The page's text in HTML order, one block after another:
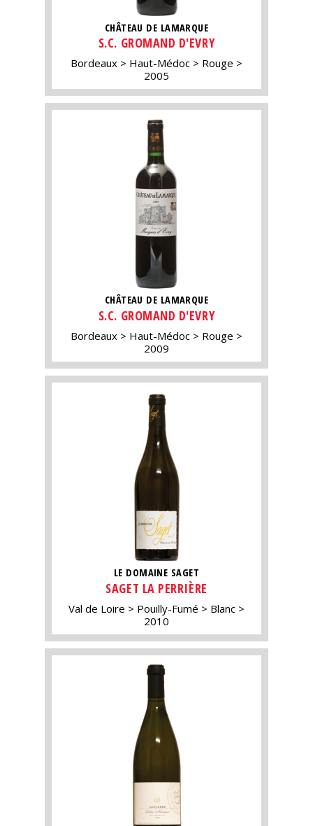
CHÂTEAU DE LAMARQUE
S.C. GROMAND D'EVRY
Bordeaux Haut-Médoc
Rouge
2005
CHÂTEAU DE LAMARQUE
S.C. GROMAND D'EVRY
Bordeaux Haut-Médoc
Rouge
2009
LE DOMAINE SAGET
SAGET LA PERRIÈRE
Val de Loire Pouilly-Fumé
Blanc
2010